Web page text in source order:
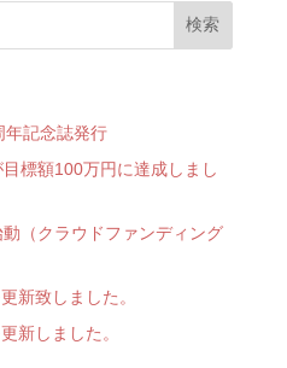
年記念誌発行
標額100万円に達成しまし
（クラウドファンディング
新致しました。
新しました。